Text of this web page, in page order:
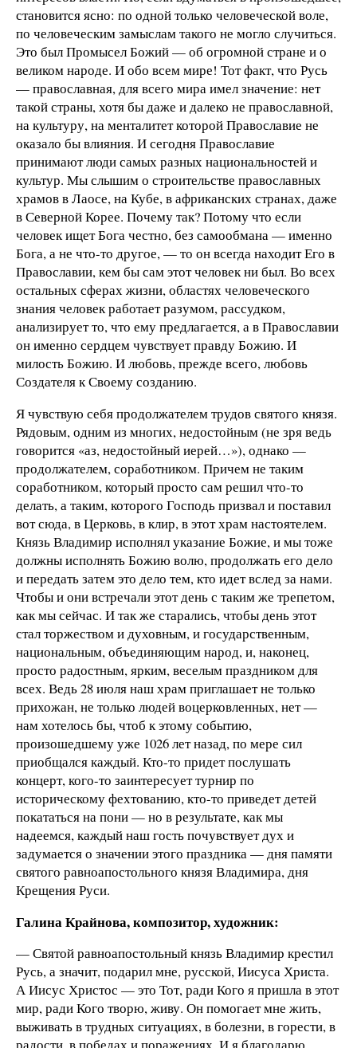
становится ясно: по одной только человеческой воле,
по человеческим замыслам такого не могло случиться.
Это был Промысел Божий — об огромной стране и о
великом народе. И обо всем мире! Тот факт, что Русь
— православная, для всего мира имел значение: нет
такой страны, хотя бы даже и далеко не православной,
на культуру, на менталитет которой Православие не
оказало бы влияния. И сегодня Православие
принимают люди самых разных национальностей и
культур. Мы слышим о строительстве православных
храмов в Лаосе, на Кубе, в африканских странах, даже
в Северной Корее. Почему так? Потому что если
человек ищет Бога честно, без самообмана — именно
Бога, а не что-то другое, — то он всегда находит Его в
Православии, кем бы сам этот человек ни был. Во всех
остальных сферах жизни, областях человеческого
знания человек работает разумом, рассудком,
анализирует то, что ему предлагается, а в Православии
он именно сердцем чувствует правду Божию. И
милость Божию. И любовь, прежде всего, любовь
Создателя к Своему созданию.
Я чувствую себя продолжателем трудов святого князя.
Рядовым, одним из многих, недостойным (не зря ведь
говорится «аз, недостойный иерей…»), однако —
продолжателем, соработником. Причем не таким
соработником, который просто сам решил что-то
делать, а таким, которого Господь призвал и поставил
вот сюда, в Церковь, в клир, в этот храм настоятелем.
Князь Владимир исполнял указание Божие, и мы тоже
должны исполнять Божию волю, продолжать его дело
и передать затем это дело тем, кто идет вслед за нами.
Чтобы и они встречали этот день с таким же трепетом,
как мы сейчас. И так же старались, чтобы день этот
стал торжеством и духовным, и государственным,
национальным, объединяющим народ, и, наконец,
просто радостным, ярким, веселым праздником для
всех. Ведь 28 июля наш храм приглашает не только
прихожан, не только людей воцерковленных, нет —
нам хотелось бы, чтоб к этому событию,
произошедшему уже 1026 лет назад, по мере сил
приобщался каждый. Кто-то придет послушать
концерт, кого-то заинтересует турнир по
историческому фехтованию, кто-то приведет детей
покататься на пони — но в результате, как мы
надеемся, каждый наш гость почувствует дух и
задумается о значении этого праздника — дня памяти
святого равноапостольного князя Владимира, дня
Крещения Руси.
Галина Крайнова, композитор, художник:
— Святой равноапостольный князь Владимир крестил
Русь, а значит, подарил мне, русской, Иисуса Христа.
А Иисус Христос — это Тот, ради Кого я пришла в этот
мир, ради Кого творю, живу. Он помогает мне жить,
выживать в трудных ситуациях, в болезни, в горести, в